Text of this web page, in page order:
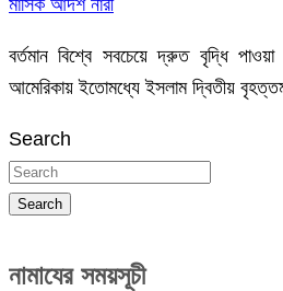
বর্তমান বিশ্বে সবচেয়ে দ্রুত বৃদ্ধি
আমেরিকায় ইতোমধ্যে ইসলাম দ্বিতীয়
Search
Search
নামাযের সময়সূচী